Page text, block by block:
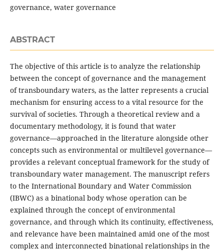
governance, water governance
ABSTRACT
The objective of this article is to analyze the relationship
between the concept of governance and the management
of transboundary waters, as the latter represents a crucial
mechanism for ensuring access to a vital resource for the
survival of societies. Through a theoretical review and a
documentary methodology, it is found that water
governance—approached in the literature alongside other
concepts such as environmental or multilevel governance—
provides a relevant conceptual framework for the study of
transboundary water management. The manuscript refers
to the International Boundary and Water Commission
(IBWC) as a binational body whose operation can be
explained through the concept of environmental
governance, and through which its continuity, effectiveness,
and relevance have been maintained amid one of the most
complex and interconnected binational relationships in the